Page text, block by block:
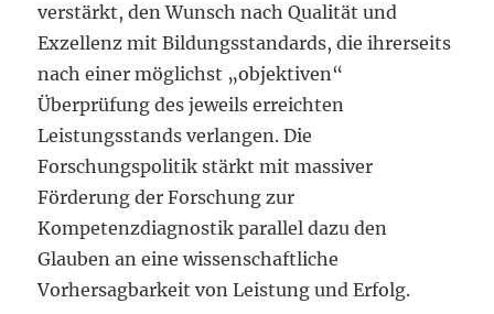
verstärkt, den Wunsch nach Qualität und
Exzellenz mit Bildungsstandards, die ihrerseits
nach einer möglichst „objektiven“
Überprüfung des jeweils erreichten
Leistungsstands verlangen. Die
Forschungspolitik stärkt mit massiver
Förderung der Forschung zur
Kompetenzdiagnostik parallel dazu den
Glauben an eine wissenschaftliche
Vorhersagbarkeit von Leistung und Erfolg.